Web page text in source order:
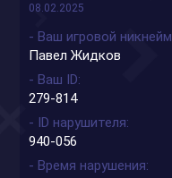
08.02.2025
- Ваш игровой никнейм
Павел Жидков
- Ваш ID
279-814
- ID нарушителя
940-056
- Время нарушения